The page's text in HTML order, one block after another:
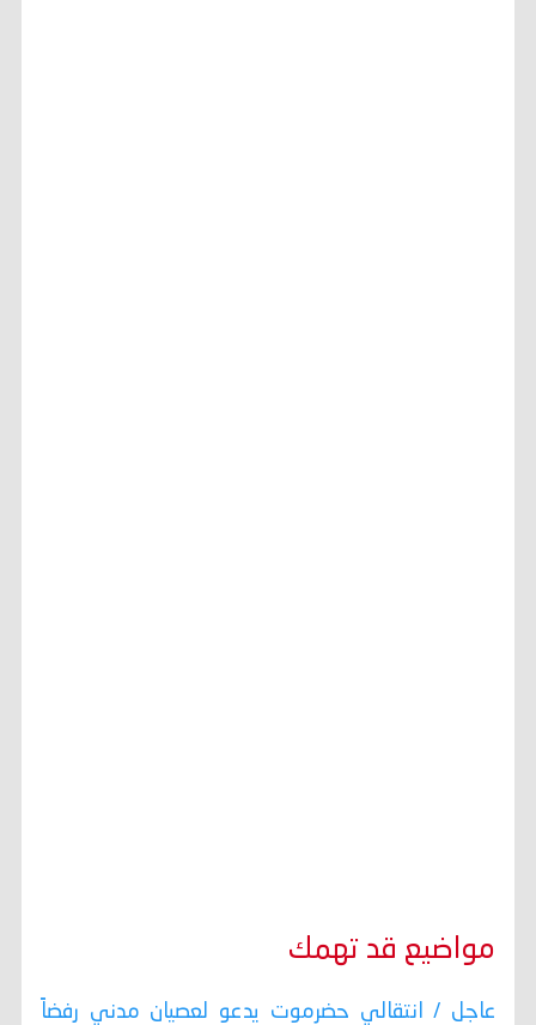
مواضيع قد تهمك
عاجل / انتقالي حضرموت يدعو لعصيان مدني رفضاً